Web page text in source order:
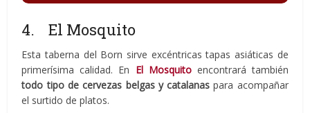
4. El Mosquito
Esta taberna del Born sirve excéntricas tapas asiáticas de
primerísima calidad. En El Mosquito encontrará también
todo tipo de cervezas belgas y catalanas para acompañar
el surtido de platos.